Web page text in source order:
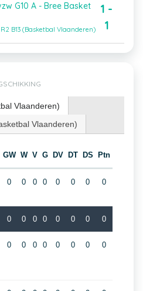
G10 A - Bree Basket
R2 B13 (Basketbal Vlaanderen)
1 -
1
Vlaanderen)
Vlaanderen)
GW W V G DV DT DS Ptn
0 0 0 0 0 0 0 0
0 0 0 0 0 0 0 0
0 0 0 0 0 0 0 0